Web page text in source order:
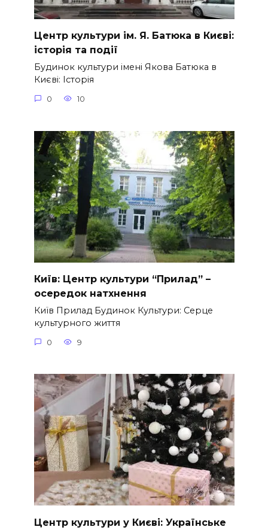
Центр культури ім. Я. Батюка в Києві:
історія та події
Будинок культури імені Якова Батюка в
Києві: Історія
0 10
Київ: Центр культури “Прилад” –
осередок натхнення
Київ Прилад Будинок Культури: Серце
культурного життя
0 9
Центр культури у Києві: Українське